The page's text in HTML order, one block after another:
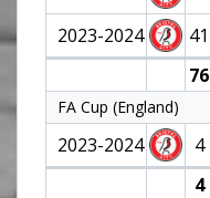
2023-2024
41
76
FA Cup (England)
2023-2024 4
4